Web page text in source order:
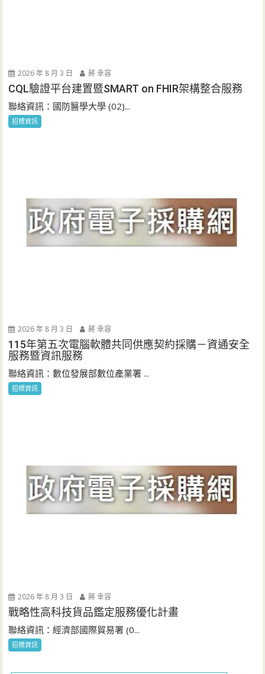
2026 年 8 月 3 日 蔣 幸容
CQL驗證平台建置暨SMART on FHIR架構整合服務
聯絡資訊：國防醫學大學 (02)...
招標資訊
2026 年 8 月 3 日 蔣 幸容
115年第五次電腦軟體共同供應契約採購－資通安全
服務暨資訊服務
聯絡資訊：數位發展部數位產業署 ...
招標資訊
2026 年 8 月 3 日 蔣 幸容
戰略性高科技貨品鑑定服務優化計畫
聯絡資訊：經濟部國際貿易署 (0...
招標資訊